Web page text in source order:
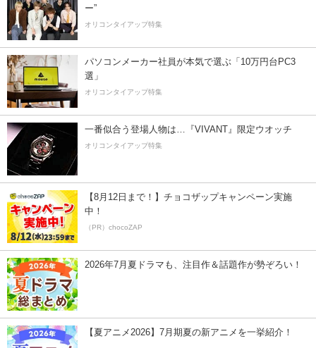
ー”
オリコンタイアップ特集
パソコンメーカー社員が本気で選ぶ「10万円台PC3
選」
オリコンタイアップ特集
一番似合う登場人物は…『VIVANT』限定ウオッチ
オリコンタイアップ特集
【8月12日まで！】チョコザップキャンペーン実施
中！
（PR）chocoZAP
2026年7月夏ドラマも、注目作＆話題作が勢ぞろい！
【夏アニメ2026】7月期夏の新アニメを一挙紹介！